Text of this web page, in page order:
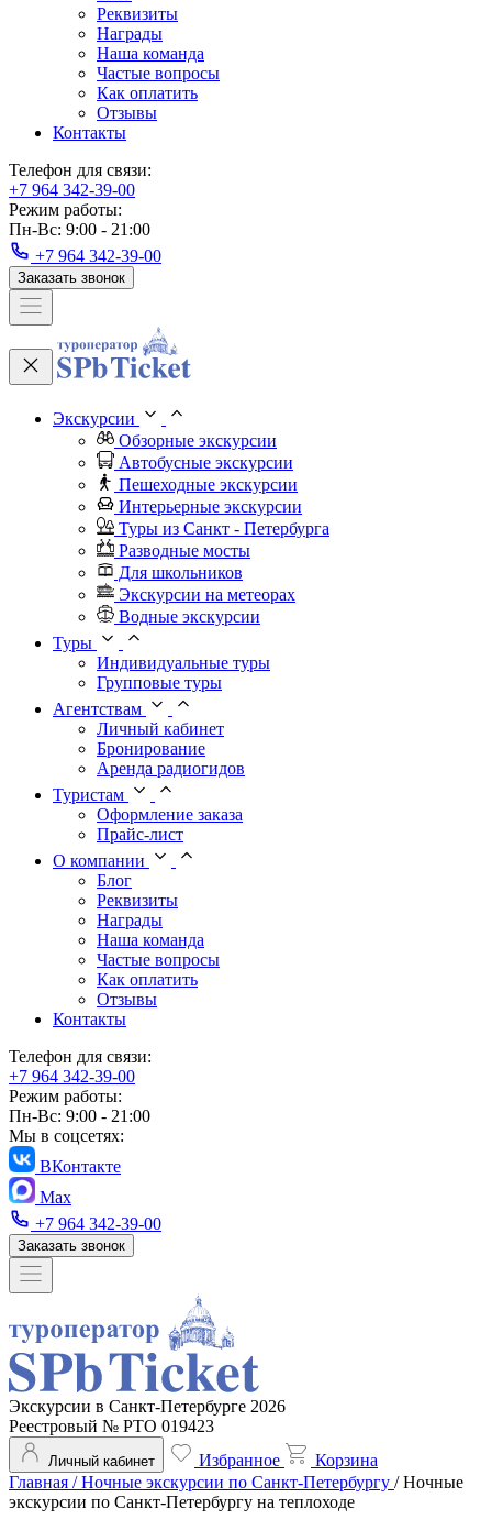
Реквизиты
Награды
Наша команда
Частые вопросы
Как оплатить
Отзывы
Контакты
Телефон для связи:
+7 964 342-39-00
Режим работы:
Пн-Вс: 9:00 - 21:00
+7 964 342-39-00
Заказать звонок
Экскурсии
Обзорные экскурсии
Автобусные экскурсии
Пешеходные экскурсии
Интерьерные экскурсии
Туры из Санкт - Петербурга
Разводные мосты
Для школьников
Экскурсии на метеорах
Водные экскурсии
Туры
Индивидуальные туры
Групповые туры
Агентствам
Личный кабинет
Бронирование
Аренда радиогидов
Туристам
Оформление заказа
Прайс-лист
О компании
Блог
Реквизиты
Награды
Наша команда
Частые вопросы
Как оплатить
Отзывы
Контакты
Телефон для связи:
+7 964 342-39-00
Режим работы:
Пн-Вс: 9:00 - 21:00
Мы в соцсетях:
ВКонтакте
Max
+7 964 342-39-00
Заказать звонок
Экскурсии в Санкт-Петербурге 2026
Реестровый № РТО 019423
Личный кабинет Избранное
Корзина
Главная /Ночные экскурсии по Санкт-Петербургу /Ночные
экскурсии по Санкт-Петербургу на теплоходе